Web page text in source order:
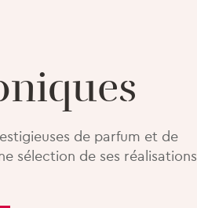
de parfum et de
sélection de ses réalisations